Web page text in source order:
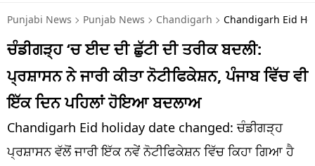
ਕਾਰੋਬਾਰ
ਕਰਿਅਰ
ਮਨੋਰੰਜਨ
ਦੇਸ਼
ਲਾਈਫ ਸਟਾਈਲ
Punjabi News Punjab News Chandigarh Chandigarh Eid
ਚੰਡੀਗੜ੍ਹ ‘ਚ ਈਦ ਦੀ ਛੁੱਟੀ ਦੀ ਤਰੀਕ ਬਦਲੀ:
ਪ੍ਰਸ਼ਾਸਨ ਨੇ ਜਾਰੀ ਕੀਤਾ ਨੋਟੀਫਿਕੇਸ਼ਨ, ਪੰਜਾਬ ਵਿੱਚ ਵੀ
ਇੱਕ ਦਿਨ ਪਹਿਲਾਂ ਹੋਇਆ ਬਦਲਾਅ
Chandigarh Eid holiday date changed: ਚੰਡੀਗੜ੍ਹ
ਪ੍ਰਸ਼ਾਸਨ ਵੱਲੋਂ ਜਾਰੀ ਇੱਕ ਨਵੇਂ ਨੋਟੀਫਿਕੇਸ਼ਨ ਵਿੱਚ ਕਿਹਾ ਗਿਆ ਹੈ